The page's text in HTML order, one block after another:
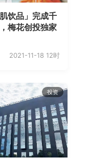
饮品」完成千
梅花创投独家
2021-11-18 12时
投资